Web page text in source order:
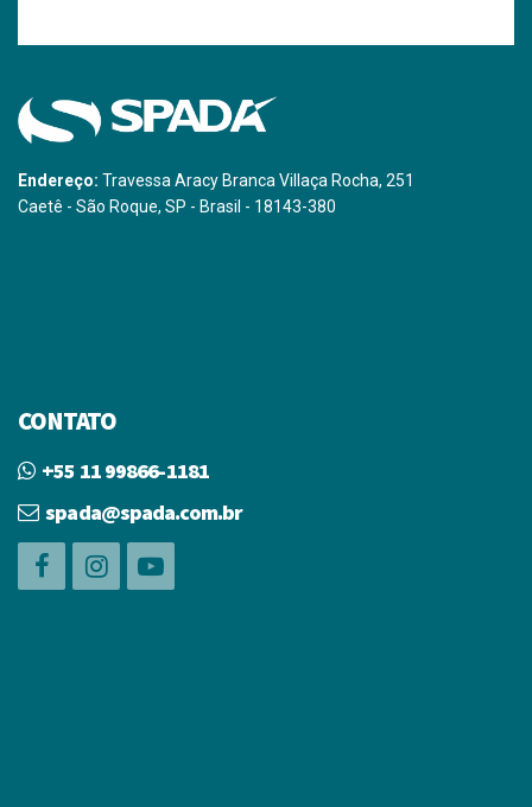
Endereço: Travessa Aracy Branca Villaça Rocha, 251
Caetê - São Roque, SP - Brasil - 18143-380
CONTATO
+55 11 99866-1181
spada@spada.com.br